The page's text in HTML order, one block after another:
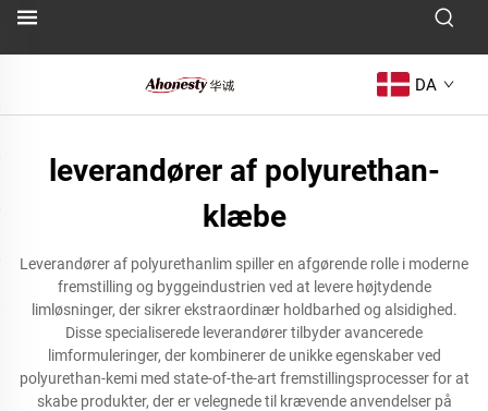
DA
leverandører af polyurethan-
klæbe
Leverandører af polyurethanlim spiller en afgørende rolle i moderne
fremstilling og byggeindustrien ved at levere højtydende
limløsninger, der sikrer ekstraordinær holdbarhed og alsidighed.
Disse specialiserede leverandører tilbyder avancerede
limformuleringer, der kombinerer de unikke egenskaber ved
polyurethan-kemi med state-of-the-art fremstillingsprocesser for at
skabe produkter, der er velegnede til krævende anvendelser på